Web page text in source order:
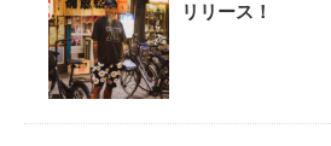
リリース！